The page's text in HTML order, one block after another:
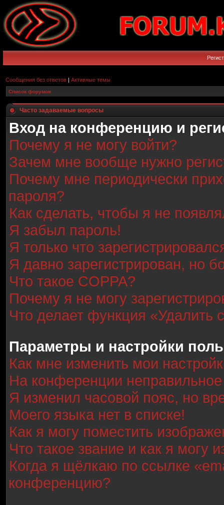
Сообщения без ответов | Активные темы
Список форумов
Часто задаваемые вопросы
Вход на конференцию и
Почему я не могу войти?
Зачем мне вообще нужно
Почему мне периодически
пароля?
Как сделать, чтобы я не
Я забыл пароль!
Я только что
Я давно зарегистрирован, но
Что такое COPPA?
Почему я не могу
Что делает функция «Удалить
Параметры и настройки
Как мне изменить мои
На конференции
Я изменил часовой пояс, но
Моего языка нет в списке!
Как я могу поместить
Что такое звание и как я могу
Когда я щёлкаю по ссылке
конференцию?